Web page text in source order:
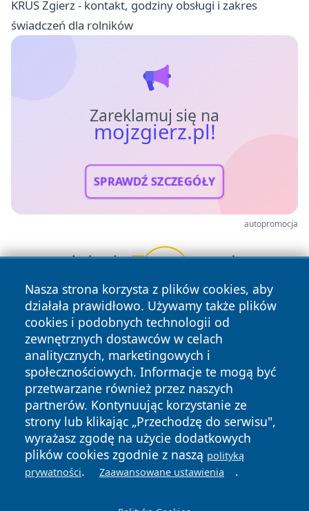
KRUS Zgierz - kontakt, godziny obsługi i zakres
świadczeń dla rolników
Zareklamuj się na
mojzgierz.pl!
SPRAWDŹ SZCZEGÓŁY
autopromocja
Nasza strona korzysta z plików cookies, aby
działała prawidłowo. Używamy także plików
cookies i podobnych technologii od
zewnętrznych dostawców w celach
analitycznych, marketingowych i
społecznościowych. Informacje te mogą być
przetwarzane również przez naszych
partnerów. Kontynuując korzystanie ze
strony lub klikając „Przechodzę do serwisu",
wyrażasz zgodę na użycie dodatkowych
plików cookies zgodnie z naszą polityką
prywatności. Zaawansowane ustawienia .
Copyright © 2026 mojzgierz.pl Wszystkie prawa zastrzeżone.
News Autorzy
Polityka
Prywatności
Polityka
Cookies